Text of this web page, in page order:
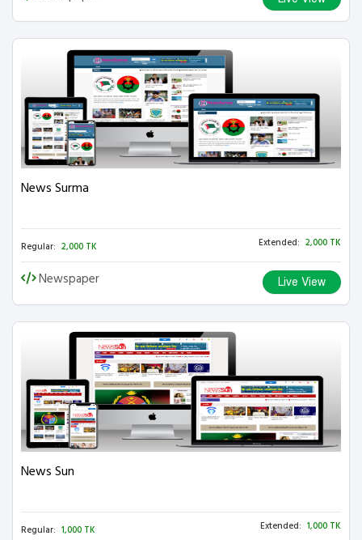
News Surma
Regular: 2,000 TK Extended: 2,000 TK
Newspaper Live View
News Sun
Regular: 1,000 TK Extended: 1,000 TK